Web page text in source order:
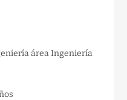
área Ingeniería